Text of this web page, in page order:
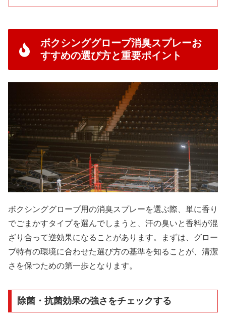
ボクシンググローブ消臭スプレーお
すすめの選び方と重要ポイント
ボクシンググローブ用の消臭スプレーを選ぶ際、単に香り
でごまかすタイプを選んでしまうと、汗の臭いと香料が混
ざり合って逆効果になることがあります。まずは、グロー
ブ特有の環境に合わせた選び方の基準を知ることが、清潔
さを保つための第一歩となります。
除菌・抗菌効果の強さをチェックする